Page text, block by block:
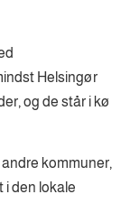
Helsingør
og de står i kø
kommuner,
i den lokale